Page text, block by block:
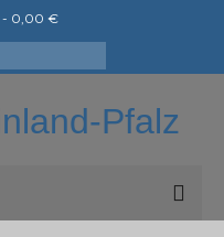
- 0,00 €